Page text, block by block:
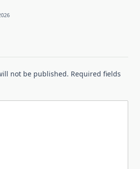
not be published. Required fields